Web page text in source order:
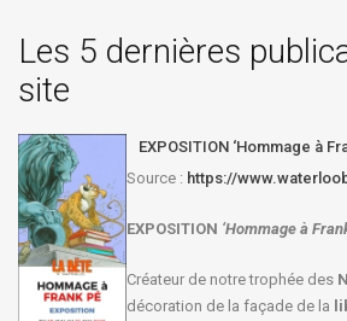
Les 5 dernières
site
EXPOSITION ‘Hommage à
Source : https://
EXPOSITION ‘Hommage à
Créateur de notre trophée des
décoration de la façade de la